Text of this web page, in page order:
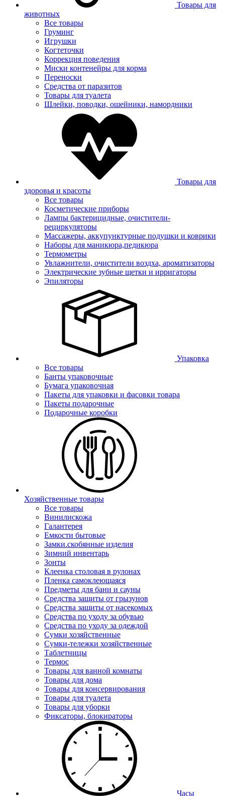
Товары для
животных
Все товары
Груминг
Игрушки
Когтеточки
Коррекция поведения
Миски контенейры для корма
Переноски
Средства от паразитов
Товары для туалета
Шлейки, поводки, ошейники, намордники
Товары для
здоровья и красоты
Все товары
Косметические приборы
Лампы бактерицидные, очистители-
рециркуляторы
Массажеры, аккупунктурные подушки и коврики
Наборы для маникюра,педикюра
Термометры
Увлажнители, очистители воздха, ароматизаторы
Электрические зубные щетки и ирригаторы
Эпиляторы
Упаковка
Все товары
Банты упаковочные
Бумага упаковочная
Пакеты для упаковки и фасовки товара
Пакеты подарочные
Подарочные коробки
Хозяйственные товары
Все товары
Винилискожа
Галантерея
Емкости бытовые
Замки.скобянные изделия
Зимний инвентарь
Зонты
Клеенка столовая в рулонах
Пленка самоклеющаяся
Предметы для бани и сауны
Средства защиты от грызунов
Средства защиты от насекомых
Средства по уходу за обувью
Средства по уходу за одеждой
Сумки хозяйственные
Сумки-тележки хозяйственные
Таблетницы
Термос
Товары для ванной комнаты
Товары для дома
Товары для консервирования
Товары для туалета
Товары для уборки
Фиксаторы, блокираторы
Часы